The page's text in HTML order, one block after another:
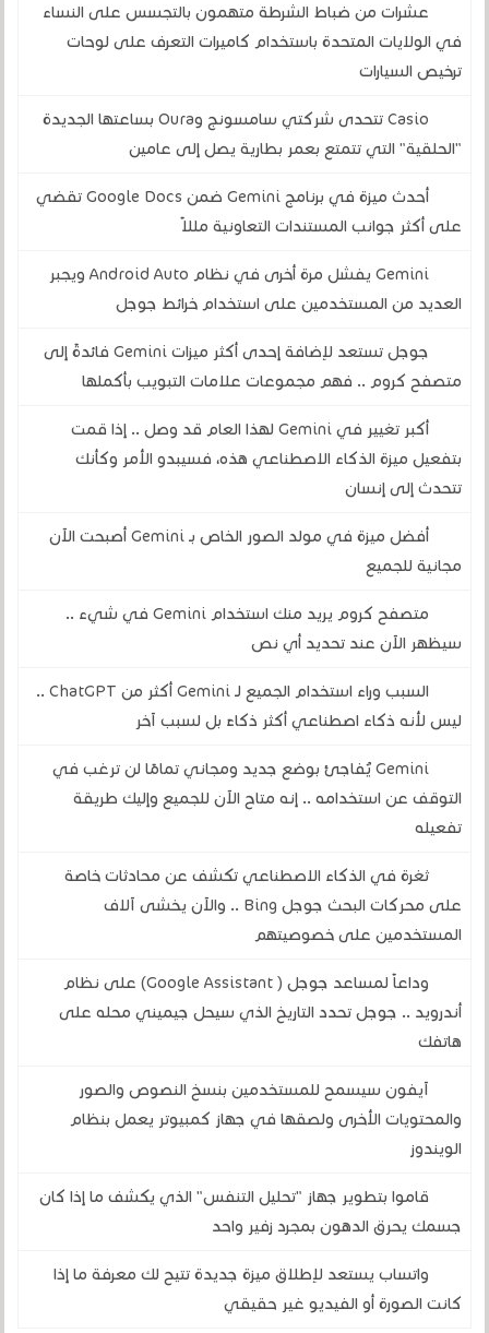
عشرات من ضباط الشرطة متهمون بالتجسس على النساء
في الولايات المتحدة باستخدام كاميرات التعرف على لوحات
ترخيص السيارات
Casio تتحدى شركتي سامسونج وOura بساعتها الجديدة
"الحلقية" التي تتمتع بعمر بطارية يصل إلى عامين
أحدث ميزة في برنامج Gemini ضمن Google Docs تقضي
على أكثر جوانب المستندات التعاونية مللاً
Gemini يفشل مرة أخرى في نظام Android Auto ويجبر
العديد من المستخدمين على استخدام خرائط جوجل
جوجل تستعد لإضافة إحدى أكثر ميزات Gemini فائدةً إلى
متصفح كروم .. فهم مجموعات علامات التبويب بأكملها
أكبر تغيير في Gemini لهذا العام قد وصل .. إذا قمت
بتفعيل ميزة الذكاء الاصطناعي هذه، فسيبدو الأمر وكأنك
تتحدث إلى إنسان
أفضل ميزة في مولد الصور الخاص بـ Gemini أصبحت الآن
مجانية للجميع
متصفح كروم يريد منك استخدام Gemini في شيء ..
سيظهر الآن عند تحديد أي نص
السبب وراء استخدام الجميع لـ Gemini أكثر من ChatGPT ..
ليس لأنه ذكاء اصطناعي أكثر ذكاءً بل لسبب آخر
Gemini يُفاجئ بوضع جديد ومجاني تمامًا لن ترغب في
التوقف عن استخدامه .. إنه متاح الآن للجميع وإليك طريقة
تفعيله
ثغرة في الذكاء الاصطناعي تكشف عن محادثات خاصة
على محركات البحث جوجل Bing .. والآن يخشى آلاف
المستخدمين على خصوصيتهم
وداعاً لمساعد جوجل ( Google Assistant) على نظام
أندرويد .. جوجل تحدد التاريخ الذي سيحل جيميني محله على
هاتفك
آيفون سيسمح للمستخدمين بنسخ النصوص والصور
والمحتويات الأخرى ولصقها في جهاز كمبيوتر يعمل بنظام
الويندوز
قاموا بتطوير جهاز "تحليل التنفس" الذي يكشف ما إذا كان
جسمك يحرق الدهون بمجرد زفير واحد
واتساب يستعد لإطلاق ميزة جديدة تتيح لك معرفة ما إذا
كانت الصورة أو الفيديو غير حقيقي